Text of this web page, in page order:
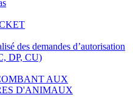
des demandes d’autorisation
DP, CU)
AUX
D'ANIMAUX